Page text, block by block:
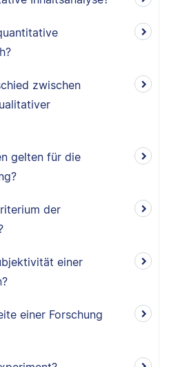
zwischen
gelten für die
der
einer
einer Forschung